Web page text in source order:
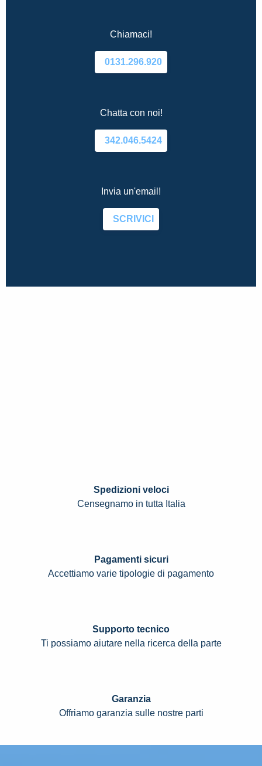
Chiamaci!
0131.296.920
Chatta con noi!
342.046.5424
Invia un'email!
SCRIVICI
Spedizioni veloci
Censegnamo in tutta Italia
Pagamenti sicuri
Accettiamo varie tipologie di pagamento
Supporto tecnico
Ti possiamo aiutare nella ricerca della parte
Garanzia
Offriamo garanzia sulle nostre parti